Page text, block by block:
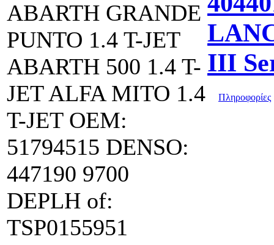
ABARTH GRANDE
PUNTO 1.4 T-JET
ABARTH 500 1.4 T-
JET ALFA MITO 1.4
T-JET OEM:
51794515 DENSO:
447190 9700
DEPLH of:
TSP0155951
III
Πληροφορίες